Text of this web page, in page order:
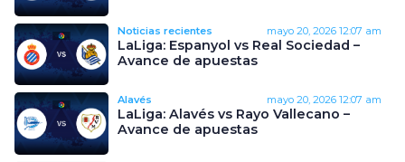
Noticias recientes mayo 20, 2026 12:07 am
LaLiga: Espanyol vs Real Sociedad –
Avance de apuestas
Alavés mayo 20, 2026 12:07 am
LaLiga: Alavés vs Rayo Vallecano –
Avance de apuestas